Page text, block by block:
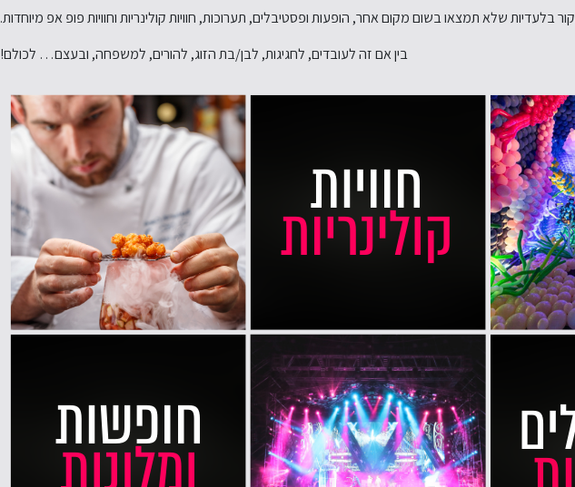
בלעדיות שלא תמצאו בשום מקום אחר, הופעות ופסטיבלים, תערוכות, חוויות קולינריות וחוויות פופ אפ מיוחדות.
בין אם זה לעובדים, לחגיגות, לבן/בת הזוג, להורים, למשפחה, ובעצם… לכולם!